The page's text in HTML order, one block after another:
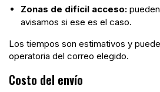
Zonas de difícil acceso:
avisamos si ese es el caso.
Los tiempos son estimativos y
operatoria del correo elegido.
Costo del envío